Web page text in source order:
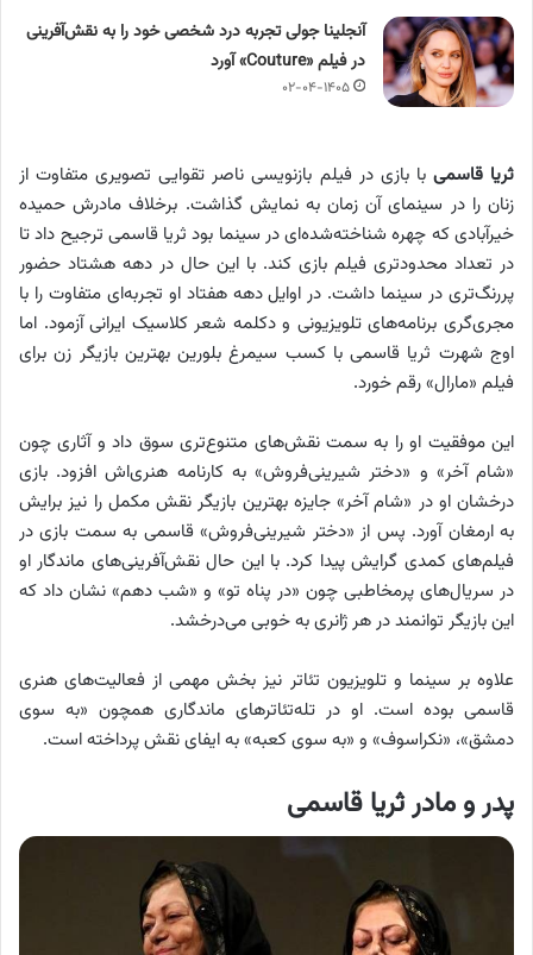
آنجلینا جولی تجربه درد شخصی خود را به نقش‌آفرینی
در فیلم «Couture» آورد
۰۲-۰۴-۱۴۰۵
ثریا قاسمی با بازی در فیلم بازنویسی ناصر تقوایی تصویری متفاوت از
زنان را در سینمای آن زمان به نمایش گذاشت. برخلاف مادرش حمیده
خیرآبادی که چهره شناخته‌شده‌ای در سینما بود ثریا قاسمی ترجیح داد تا
در تعداد محدودتری فیلم بازی کند. با این حال در دهه هشتاد حضور
پررنگ‌تری در سینما داشت. در اوایل دهه هفتاد او تجربه‌ای متفاوت را با
مجری‌گری برنامه‌های تلویزیونی و دکلمه شعر کلاسیک ایرانی آزمود. اما
اوج شهرت ثریا قاسمی با کسب سیمرغ بلورین بهترین بازیگر زن برای
فیلم «مارال» رقم خورد.
این موفقیت او را به سمت نقش‌های متنوع‌تری سوق داد و آثاری چون
«شام آخر» و «دختر شیرینی‌فروش» به کارنامه هنری‌اش افزود. بازی
درخشان او در «شام آخر» جایزه بهترین بازیگر نقش مکمل را نیز برایش
به ارمغان آورد. پس از «دختر شیرینی‌فروش» قاسمی به سمت بازی در
فیلم‌های کمدی گرایش پیدا کرد. با این حال نقش‌آفرینی‌های ماندگار او
در سریال‌های پرمخاطبی چون «در پناه تو» و «شب دهم» نشان داد که
این بازیگر توانمند در هر ژانری به خوبی می‌درخشد.
علاوه بر سینما و تلویزیون تئاتر نیز بخش مهمی از فعالیت‌های هنری
قاسمی بوده است. او در تله‌تئاترهای ماندگاری همچون «به سوی
دمشق»، «نکراسوف» و «به سوی کعبه» به ایفای نقش پرداخته است.
پدر و مادر ثریا قاسمی